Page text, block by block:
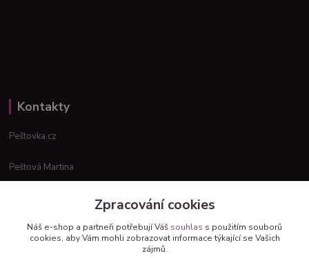
Kontakty
Peštovka.cz
Peštová Martina
Zpracování cookies
Náš e-shop a partneři potřebují Váš souhlas s použitím souborů
cookies, aby Vám mohli zobrazovat informace týkající se Vašich
zájmů.